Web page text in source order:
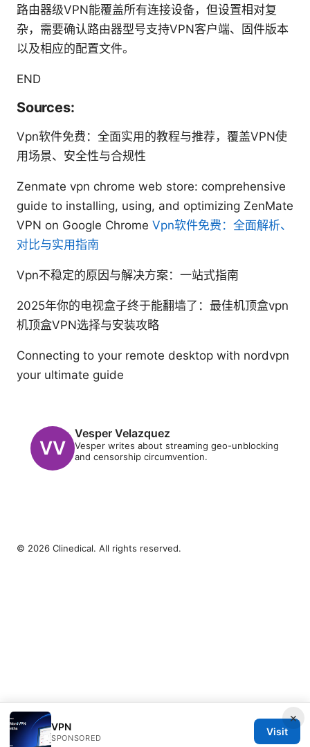
路由器级VPN能覆盖所有连接设备，但设置相对复
杂，需要确认路由器型号支持VPN客户端、固件版本
以及相应的配置文件。
END
Sources:
Vpn软件免费：全面实用的教程与推荐，覆盖VPN使
用场景、安全性与合规性
Zenmate vpn chrome web store: comprehensive
guide to installing, using, and optimizing ZenMate
VPN on Google Chrome Vpn软件免费：全面解析、
对比与实用指南
Vpn不稳定的原因与解决方案：一站式指南
2025年你的电视盒子终于能翻墙了：最佳机顶盒vpn
机顶盒VPN选择与安装攻略
Connecting to your remote desktop with nordvpn
your ultimate guide
Vesper Velazquez
Vesper writes about streaming geo-unblocking
and censorship circumvention.
×
VPN
SPONSORED
Visit
© 2026 Clinedical. All rights reserved.